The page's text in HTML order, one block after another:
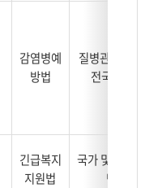
감염병예
방법
질병관리청
전국 시·도
긴급복지
지원법
국가 및 지방
단체